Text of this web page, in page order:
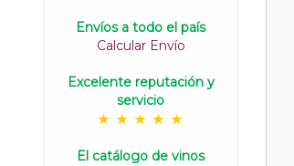
Envíos a todo el país
Calcular Envío
Excelente reputación y
servicio
El catálogo de vinos